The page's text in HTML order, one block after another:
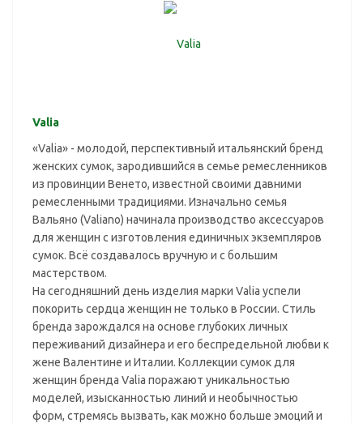
Valia
«Valia» - молодой, перспективный итальянский бренд
женских сумок, зародившийся в семье ремесленников
из провинции Венето, известной своими давними
ремесленными традициями. Изначально семья
Вальяно (Valiano) начинала производство аксессуаров
для женщин с изготовления единичных экземпляров
сумок. Всё создавалось вручную и с большим
мастерством.
На сегодняшний день изделия марки Valia успели
покорить сердца женщин не только в России. Стиль
бренда зарождался на основе глубоких личных
переживаний дизайнера и его беспредельной любви к
жене Валентине и Италии. Коллекции сумок для
женщин бренда Valia поражают уникальностью
моделей, изысканностью линий и необычностью
форм, стремясь вызвать, как можно больше эмоций и